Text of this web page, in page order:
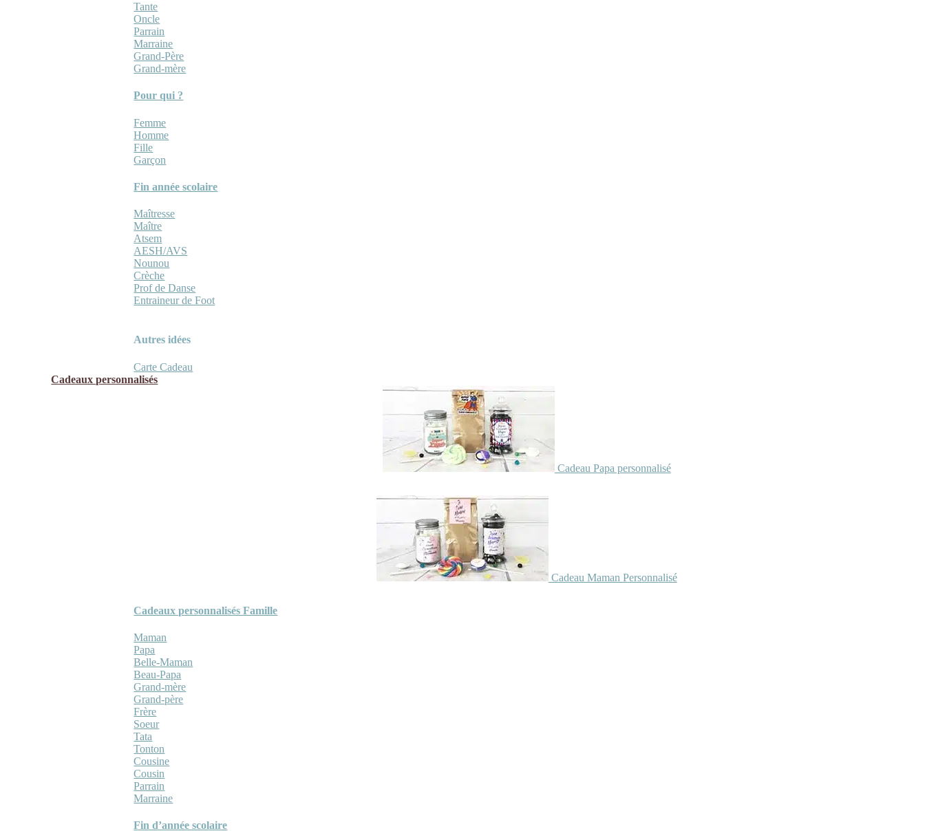
Tante
Oncle
Parrain
Marraine
Grand-Père
Grand-mère
Pour qui ?
Femme
Homme
Fille
Garçon
Fin année scolaire
Maîtresse
Maître
Atsem
AESH/AVS
Nounou
Crèche
Prof de Danse
Entraineur de Foot
Autres idées
Carte Cadeau
Cadeaux personnalisés
Cadeau Papa personnalisé
Cadeau Maman Personnalisé
Cadeaux personnalisés Famille
Maman
Papa
Belle-Maman
Beau-Papa
Grand-mère
Grand-père
Frère
Soeur
Tata
Tonton
Cousine
Cousin
Parrain
Marraine
Fin d’année scolaire